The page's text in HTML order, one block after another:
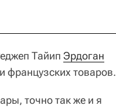
Тайип Эрдоган
французских товаров.
точно так же и я